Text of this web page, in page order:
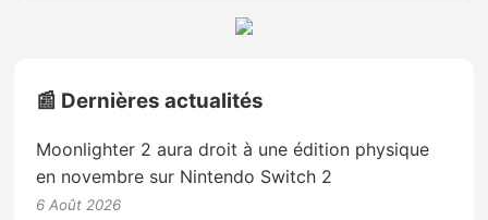
📰 Dernières actualités
Moonlighter 2 aura droit à une édition physique
en novembre sur Nintendo Switch 2
6 Août 2026